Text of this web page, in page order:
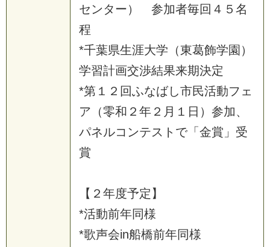
センター） 参加者毎回 ４ ５ 名
程
*千葉県生涯大学 （東葛飾学園 ）
学習計画交渉結果来期決定
*第 １ ２ 回ふなばし市民活動フ ェ
ア （零和 ２ 年 ２ 月 １ 日 ） 参加、
パネルコ ンテス ト で「 金賞 」 受
賞
【 ２ 年度予定 】
*活動前年同様
*歌声会in船橋前年同様